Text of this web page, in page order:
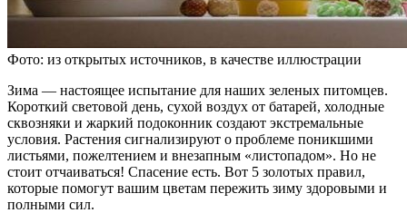
Фото: из открытых источников, в качестве иллюстрации
Зима — настоящее испытание для наших зеленых питомцев.
Короткий световой день, сухой воздух от батарей, холодные
сквозняки и жаркий подоконник создают экстремальные
условия. Растения сигнализируют о проблеме поникшими
листьями, пожелтением и внезапным «листопадом». Но не
стоит отчаиваться! Спасение есть. Вот 5 золотых правил,
которые помогут вашим цветам пережить зиму здоровыми и
полными сил.